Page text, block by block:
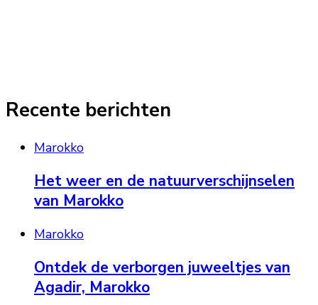
Recente berichten
Marokko
Het weer en de natuurverschijnselen
van Marokko
Marokko
Ontdek de verborgen juweeltjes van
Agadir, Marokko